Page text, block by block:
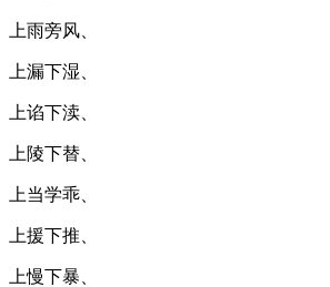
上雨旁风、
上漏下湿、
上谄下渎、
上陵下替、
上当学乖、
上援下推、
上慢下暴、